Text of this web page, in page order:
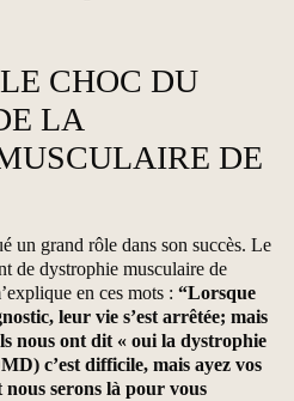
CHOC DU
LA
DE
un grand rôle dans son succès. Le
de dystrophie musculaire de
en ces mots : “Lorsque
leur vie s’est arrêtée; mais
nous ont dit « oui la dystrophie
c’est difficile, mais ayez vos
nous serons là pour vous